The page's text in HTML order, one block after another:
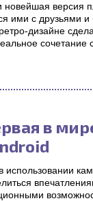
версия
ими с друзьями
дизайне
сочетание
в